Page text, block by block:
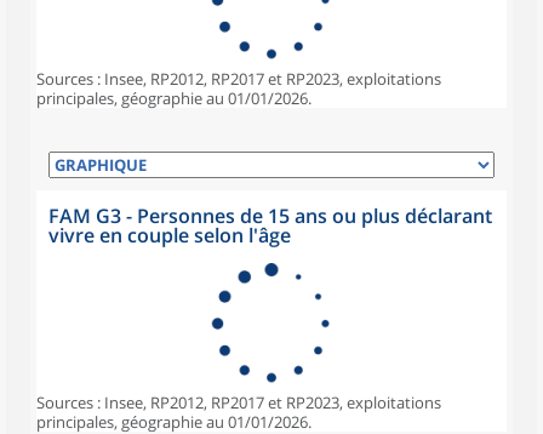
Sources : Insee, RP2012, RP2017 et RP2023, exploitations
principales, géographie au 01/01/2026.
FAM G3 - Personnes de 15 ans ou plus déclarant
vivre en couple selon l'âge
Sources : Insee, RP2012, RP2017 et RP2023, exploitations
principales, géographie au 01/01/2026.